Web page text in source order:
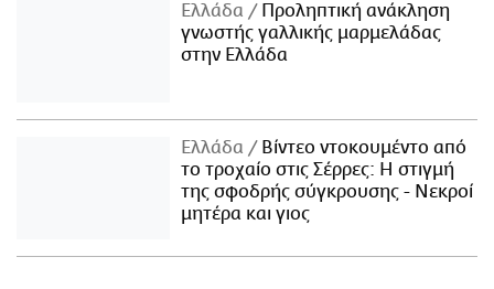
Ελλάδα
Προληπτική ανάκληση
γνωστής γαλλικής μαρμελάδας
στην Ελλάδα
Ελλάδα
Βίντεο ντοκουμέντο από
το τροχαίο στις Σέρρες: Η στιγμή
της σφοδρής σύγκρουσης - Νεκροί
μητέρα και γιος